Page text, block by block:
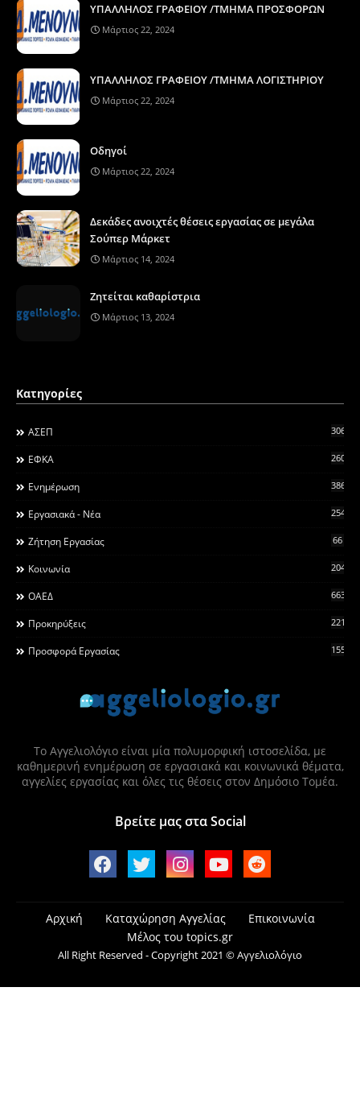
ΥΠΑΛΛΗΛΟΣ ΓΡΑΦΕΙΟΥ /ΤΜΗΜΑ ΠΡΟΣΦΟΡΩΝ
Μάρτιος 22, 2024
ΥΠΑΛΛΗΛΟΣ ΓΡΑΦΕΙΟΥ /ΤΜΗΜΑ ΛΟΓΙΣΤΗΡΙΟΥ
Μάρτιος 22, 2024
Οδηγοί
Μάρτιος 22, 2024
Δεκάδες ανοιχτές θέσεις εργασίας σε μεγάλα
Σούπερ Μάρκετ
Μάρτιος 14, 2024
Ζητείται καθαρίστρια
Μάρτιος 13, 2024
Κατηγορίες
ΑΣΕΠ 306
ΕΦΚΑ 260
Ενημέρωση 3868
Εργασιακά - Νέα 2546
Ζήτηση Εργασίας 66
Κοινωνία 2044
ΟΑΕΔ 663
Προκηρύξεις 2215
Προσφορά Εργασίας 155
Το Αγγελιολόγιο είναι μία πολυμορφική ιστοσελίδα, με
καθημερινή ενημέρωση σε εργασιακά και κοινωνικά θέματα,
αγγελίες εργασίας και όλες τις θέσεις στον Δημόσιο Τομέα.
Βρείτε μας στα Social
Αρχική Καταχώρηση Αγγελίας
Επικοινωνία
Μέλος του topics.gr
All Right Reserved - Copyright 2021 © Αγγελιολόγιο